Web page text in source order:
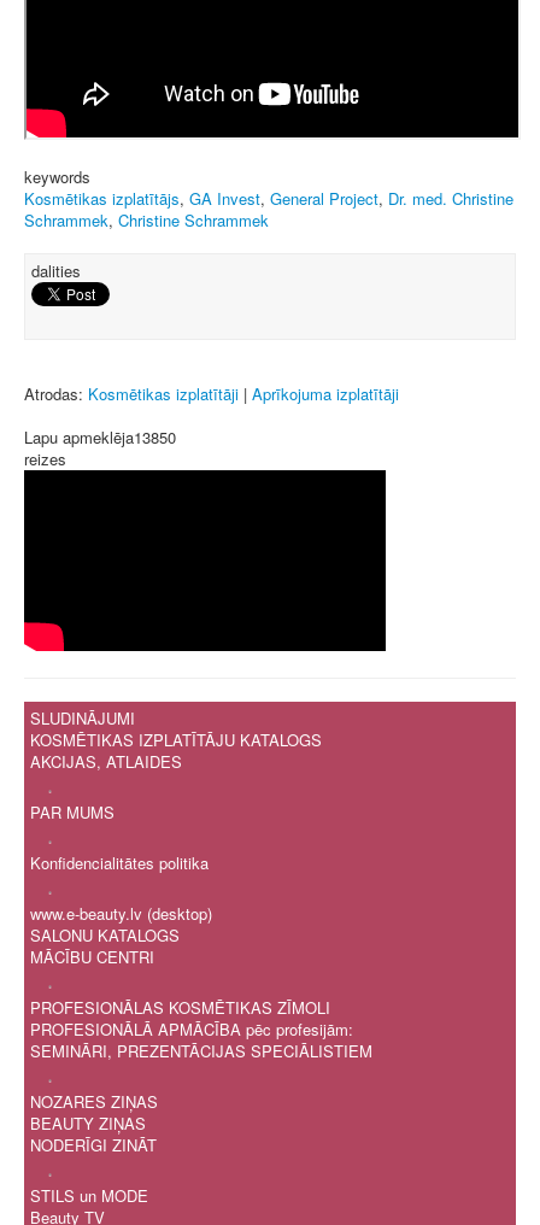
keywords
Kosmētikas izplatītājs, GA Invest, General Project, Dr. med. Christine
Schrammek, Christine Schrammek
dalities
Atrodas: Kosmētikas izplatītāji | Aprīkojuma izplatītāji
Lapu apmeklēja13850
reizes
SLUDINĀJUMI
KOSMĒTIKAS IZPLATĪTĀJU KATALOGS
AKCIJAS, ATLAIDES
.
PAR MUMS
.
Konfidencialitātes politika
.
www.e-beauty.lv (desktop)
SALONU KATALOGS
MĀCĪBU CENTRI
.
PROFESIONĀLAS KOSMĒTIKAS ZĪMOLI
PROFESIONĀLĀ APMĀCĪBA pēc profesijām:
SEMINĀRI, PREZENTĀCIJAS SPECIĀLISTIEM
.
NOZARES ZIŅAS
BEAUTY ZIŅAS
NODERĪGI ZINĀT
.
STILS un MODE
Beauty TV